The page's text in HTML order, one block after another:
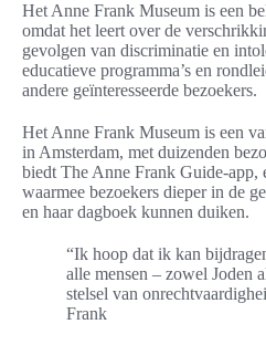
Het Anne Frank Museum is een
omdat het leert over de
gevolgen van discriminatie en
educatieve programma’s en
andere geïnteresseerde bezoekers.
Het Anne Frank Museum is een
in Amsterdam, met duizenden
biedt The Anne Frank Guide-app,
waarmee bezoekers dieper in de
en haar dagboek kunnen duiken.
“Ik hoop dat ik kan
alle mensen – zowel Joden
stelsel van
Frank